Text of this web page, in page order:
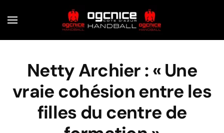
Skip to main content
Netty Archier : « Une
vraie cohésion entre les
filles du centre de